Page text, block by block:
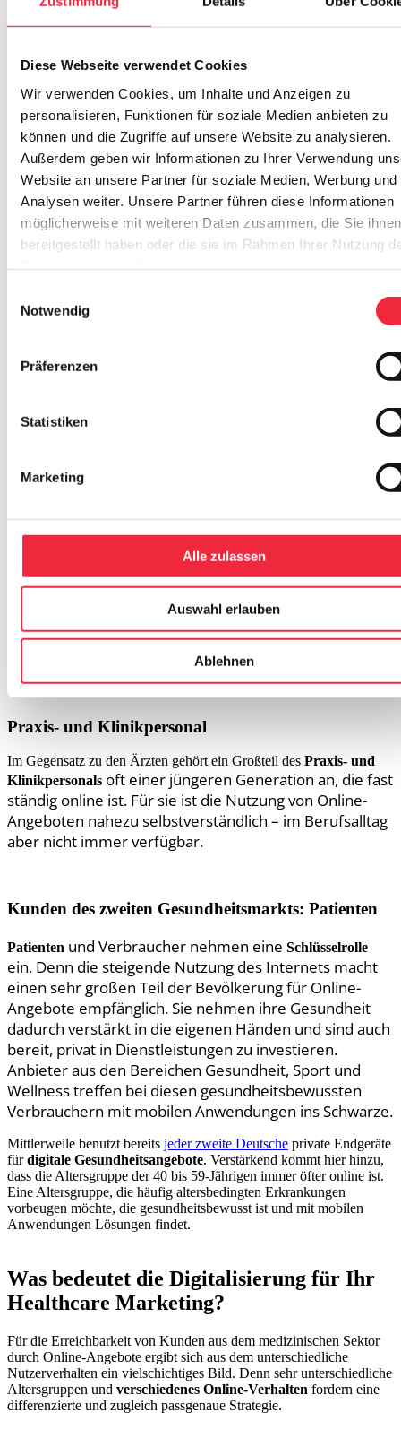
Diese Webseite verwendet Cookies
Wir verwenden Cookies, um Inhalte und Anzeigen zu
personalisieren, Funktionen für soziale Medien anbieten zu
können und die Zugriffe auf unsere Website zu analysieren.
Außerdem geben wir Informationen zu Ihrer Verwendung
Website an unsere Partner für soziale Medien, Werbung und
Analysen weiter. Unsere Partner führen diese Informationen
möglicherweise mit weiteren Daten zusammen, die Sie ihnen
bereitgestellt haben oder die sie im Rahmen Ihrer Nutzung
Notwendig
Präferenzen
Statistiken
Marketing
Alle zulassen
Auswahl erlauben
Ablehnen
Ein weiterer Grund: IT- und Netzwerktechnik haben im ersten
in Arztpraxen schlicht noch eine eher untergeordnete Bedeutung.
Hinzu kommen die Skepsis gegenüber der zentralen Speicherung
von Patientendaten und fehlende Standards für den Datenaustausch.
Alles Faktoren, die die Entwicklung verzögern.
Praxis- und Klinikpersonal
Im Gegensatz zu den Ärzten gehört ein Großteil des Praxis- und
Klinikpersonals oft einer jüngeren Generation an, die fast
ständig online ist. Für sie ist die Nutzung von Online-
Angeboten nahezu selbstverständlich – im Berufsalltag
aber nicht immer verfügbar.
Kunden des zweiten Gesundheitsmarkts: Patienten
Patienten und Verbraucher nehmen eine Schlüsselrolle
ein. Denn die steigende Nutzung des Internets macht
einen sehr großen Teil der Bevölkerung für Online-
Angebote empfänglich. Sie nehmen ihre Gesundheit
dadurch verstärkt in die eigenen Händen und sind auch
bereit, privat in Dienstleistungen zu investieren.
Anbieter aus den Bereichen Gesundheit, Sport und
Wellness treffen bei diesen gesundheitsbewussten
Verbrauchern mit mobilen Anwendungen ins Schwarze.
Mittlerweile benutzt bereits jeder zweite Deutsche private Endgeräte
fürdigitale Gesundheitsangebote. Verstärkend kommt hier hinzu,
dass die Altersgruppe der 40 bis 59-Jährigen immer öfter online ist.
Eine Altersgruppe, die häufig altersbedingten Erkrankungen
vorbeugen möchte, die gesundheitsbewusst ist und mit mobilen
Anwendungen Lösungen findet.
Was bedeutet die Digitalisierung für Ihr
Healthcare Marketing?
Für die Erreichbarkeit von Kunden aus dem medizinischen Sektor
durch Online-Angebote ergibt sich aus dem unterschiedliche
Nutzerverhalten ein vielschichtiges Bild. Denn sehr unterschiedliche
Altersgruppen und verschiedenes Online-Verhalten fordern eine
differenzierte und zugleich passgenaue Strategie.